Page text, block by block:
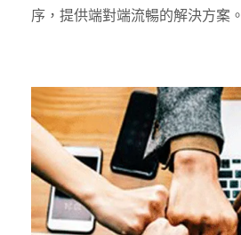
序，提供端對端流暢的解決方案。